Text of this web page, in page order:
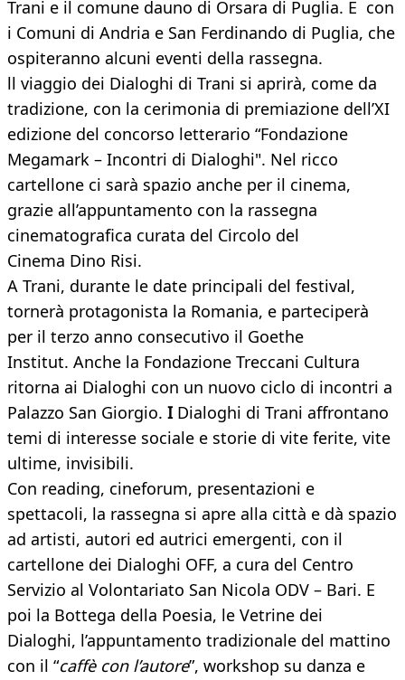
Trani e il comune dauno di Orsara di Puglia. E con
i Comuni di Andria e San Ferdinando di Puglia, che
ospiteranno alcuni eventi della rassegna.
ll viaggio dei Dialoghi di Trani si aprirà, come da
tradizione, con la cerimonia di premiazione dell’XI
edizione del concorso letterario “Fondazione
Megamark – Incontri di Dialoghi". Nel ricco
cartellone ci sarà spazio anche per il cinema,
grazie all’appuntamento con la rassegna
cinematografica curata del Circolo del
Cinema Dino Risi.
A Trani, durante le date principali del festival,
tornerà protagonista la Romania, e parteciperà
per il terzo anno consecutivo il Goethe
Institut. Anche la Fondazione Treccani Cultura
ritorna ai Dialoghi con un nuovo ciclo di incontri a
Palazzo San Giorgio. I Dialoghi di Trani affrontano
temi di interesse sociale e storie di vite ferite, vite
ultime, invisibili.
Con reading, cineforum, presentazioni e
spettacoli, la rassegna si apre alla città e dà spazio
ad artisti, autori ed autrici emergenti, con il
cartellone dei Dialoghi OFF, a cura del Centro
Servizio al Volontariato San Nicola ODV – Bari. E
poi la Bottega della Poesia, le Vetrine dei
Dialoghi, l’appuntamento tradizionale del mattino
con il “caffè con l’autore”, workshop su danza e